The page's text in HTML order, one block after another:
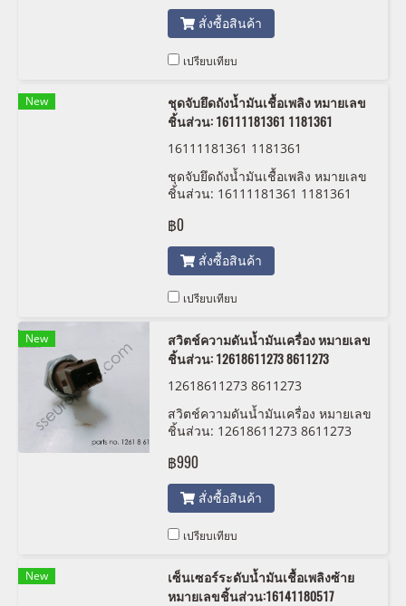
สั่งซื้อสินค้า
เปรียบเทียบ
New
ชุดจับยึดถังน้ำมันเชื้อเพลิง หมายเลข
ชิ้นส่วน: 16111181361 1181361
16111181361 1181361
ชุดจับยึดถังน้ำมันเชื้อเพลิง หมายเลข
ชิ้นส่วน: 16111181361 1181361
฿0
สั่งซื้อสินค้า
เปรียบเทียบ
New
สวิตช์ความดันน้ำมันเครื่อง หมายเลข
ชิ้นส่วน: 12618611273 8611273
12618611273 8611273
สวิตช์ความดันน้ำมันเครื่อง หมายเลข
ชิ้นส่วน: 12618611273 8611273
฿990
สั่งซื้อสินค้า
เปรียบเทียบ
New
เซ็นเซอร์ระดับน้ำมันเชื้อเพลิงซ้าย
หมายเลขชิ้นส่วน:16141180517